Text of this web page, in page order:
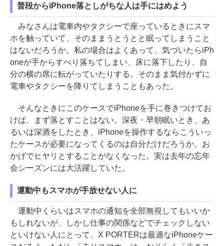
普段からiPhone落としがちな人は手にはめよう
みなさんは電車内やタクシーで座っているときにスマ
ホを触っていて、そのままうとうとと眠ってしまうこと
はないだろうか。私の場合はよくあって、気づいたらiPh
oneが手からすべり落ちてしまい、床に落下したり、自
分の横の席に転がっていたりする。そのまま気付かずに
電車やタクシーを降りてしまうこともあった。
そんなときにこのケースでiPhoneを手に巻きつけてお
けば、まず落とすことはない。深夜・早朝眠いとき、あ
るいは深酒をしたとき、iPhoneを操作するならこういっ
たケースが必要になってくるのは自分だけだろうか。お
かげでヒヤリとすることがなくなった。実は去年の忘年
会シーズンには大活躍していた。
運動中もスマホが手放せない人に
運動中くらいはスマホの通知を全部無視してもいいか
もしれないが、しかし仕事の関係などでチェックしない
といけない人にとって、X PORTERは最適なiPhoneケー